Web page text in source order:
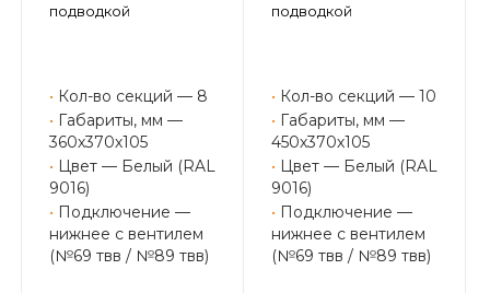
подводкой
• Кол-во секций — 8
• Габариты, мм —
360х370х105
• Цвет — Белый (RAL
9016)
• Подключение —
нижнее с вентилем
(№69 твв / №89 твв)
подводкой
• Кол-во секций — 10
• Габариты, мм —
450х370х105
• Цвет — Белый (RAL
9016)
• Подключение —
нижнее с вентилем
(№69 твв / №89 твв)